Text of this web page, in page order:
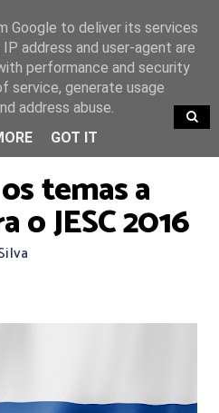
temas a
o JESC 2016
Google to deliver its services
address and user-agent are
performance and security
service, generate usage
address abuse.
GOT IT